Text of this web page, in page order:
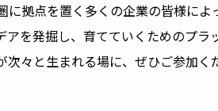
に拠点を置く多くの企業の皆様に
アを発掘し、育てていくためのプ
々と生まれる場に、ぜひご参加く